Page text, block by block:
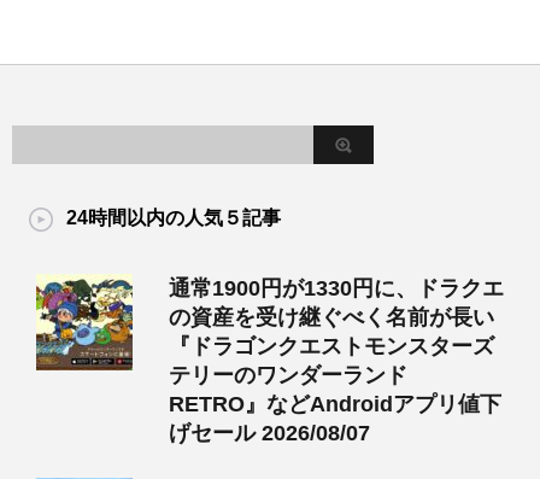
24時間以内の人気５記事
通常1900円が1330円に、ドラクエ
の資産を受け継ぐべく名前が長い
『ドラゴンクエストモンスターズ
テリーのワンダーランド
RETRO』などAndroidアプリ値下
げセール 2026/08/07